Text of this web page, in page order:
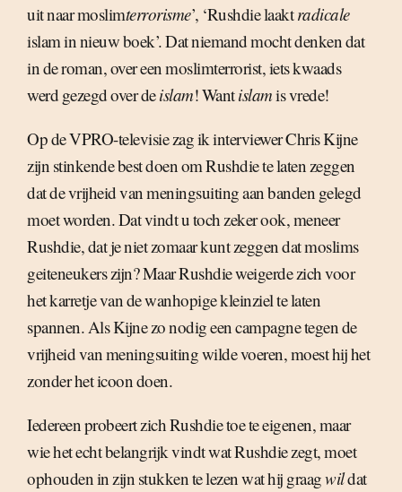
uit naar moslimterrorisme’, ‘Rushdie laaktradicale
islam in nieuw boek’. Dat niemand mocht denken dat
in de roman, over een moslimterrorist, iets kwaads
werd gezegd over deislam! Wantislamis vrede!
Op de VPRO-televisie zag ik interviewer Chris Kijne
zijn stinkende best doen om Rushdie te laten zeggen
dat de vrijheid van meningsuiting aan banden gelegd
moet worden. Dat vindt u toch zeker ook, meneer
Rushdie, dat je niet zomaar kunt zeggen dat moslims
geiteneukers zijn? Maar Rushdie weigerde zich voor
het karretje van de wanhopige kleinziel te laten
spannen. Als Kijne zo nodig een campagne tegen de
vrijheid van meningsuiting wilde voeren, moest hij het
zonder het icoon doen.
Iedereen probeert zich Rushdie toe te eigenen, maar
wie het echt belangrijk vindt wat Rushdie zegt, moet
ophouden in zijn stukken te lezen wat hij graagwildat